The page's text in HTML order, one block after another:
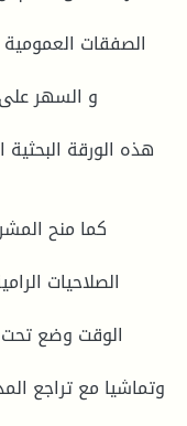
الصفقات
و السهر على
هذه الورقة البحثية
كما منح
الصلاحيات
الوقت وضع
وتماشيا مع تراجع